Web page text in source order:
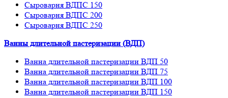
Сыроварня ВДПС 150
Сыроварня ВДПС 200
Сыроварня ВДПС 250
Ванны длительной пастеризации (ВДП)
Ванна длительной пастеризации ВДП 50
Ванна длительной пастеризации ВДП 75
Ванна длительной пастеризации ВДП 100
Ванна длительной пастеризации ВДП 150